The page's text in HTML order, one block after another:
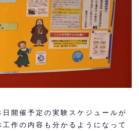
開催予定の実験スケジュールが
作の内容も分かるようになって